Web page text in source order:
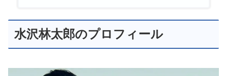
水沢林太郎のプロフィール